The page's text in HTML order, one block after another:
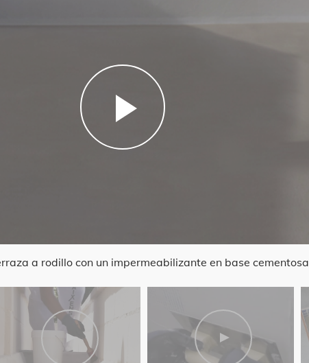
a rodillo con un impermeabilizante en base cementosa